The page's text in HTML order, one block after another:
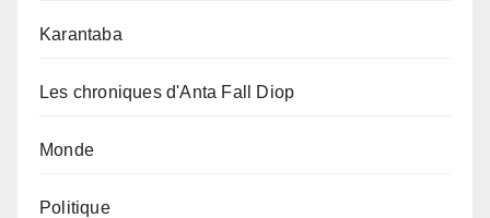
Karantaba
Les chroniques d'Anta Fall Diop
Monde
Politique